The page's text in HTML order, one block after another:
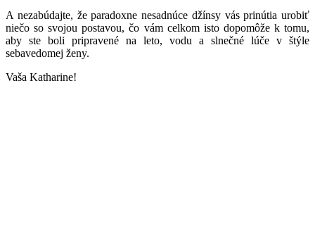
A nezabúdajte, že paradoxne nesadnúce džínsy vás prinútia urobiť
niečo so svojou postavou, čo vám celkom isto dopomôže k tomu,
aby ste boli pripravené na leto, vodu a slnečné lúče v štýle
sebavedomej ženy.
Vaša Katharine!